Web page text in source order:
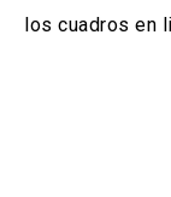
los cuadros en